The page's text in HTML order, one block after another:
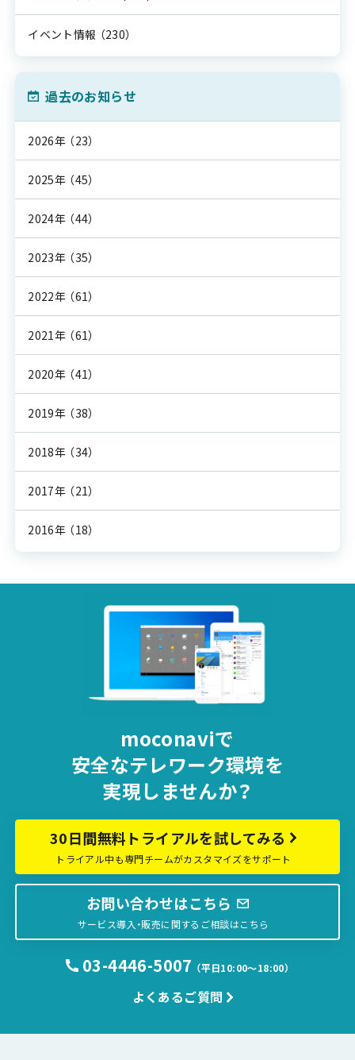
イベント情報 （230）
過去のお知らせ
2026年 （23）
2025年 （45）
2024年 （44）
2023年 （35）
2022年 （61）
2021年 （61）
2020年 （41）
2019年 （38）
2018年 （34）
2017年 （21）
2016年 （18）
moconaviで
安全なテレワーク環境を
実現しませんか？
30日間無料トライアルを試してみる
トライアル中も専門チームがカスタマイズをサポート
お問い合わせはこちら
サービス導入・販売に関するご相談はこちら
03-4446-5007 （平日10:00〜18:00）
よくあるご質問